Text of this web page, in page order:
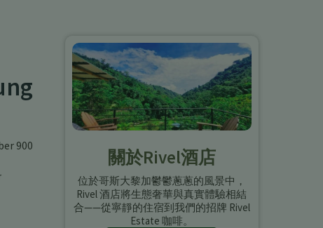
900
關於Rivel酒店
位於哥斯大黎加鬱鬱蔥蔥的風景中，
Rivel 酒店將生態奢華與真實體驗相結
合——從寧靜的住宿到我們的招牌 Rivel
Estate 咖啡。